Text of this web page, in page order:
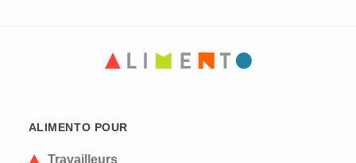
submissions.
ALIMENTO POUR
Travailleurs